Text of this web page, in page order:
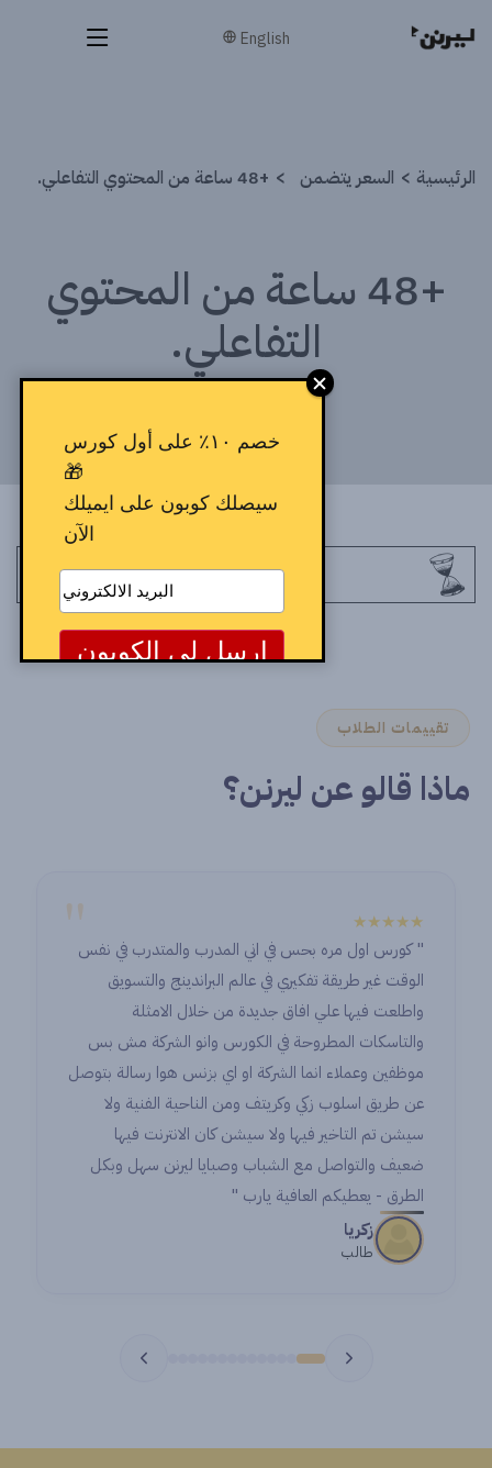
English
الرئيسية السعر يتضمن +48 ساعة من المحتوي التفاعلي.
+48 ساعة من المحتوي
التفاعلي.
تقييمات الطلاب
ماذا قالو عن ليرنن؟
"
★★★★★
" كورس اول مره بحس في اني المدرب والمتدرب في نفس
الوقت غير طريقة تفكيري في عالم البراندينج والتسويق
واطلعت فيها علي افاق جديدة من خلال الامثلة
والتاسكات المطروحة في الكورس وانو الشركة مش بس
موظفين وعملاء انما الشركة او اي بزنس هوا رسالة بتوصل
عن طريق اسلوب زكي وكريتف ومن الناحية الفنية ولا
سيشن تم التاخير فيها ولا سيشن كان الانترنت فيها
ضعيف والتواصل مع الشباب وصبايا ليرنن سهل وبكل
الطرق - يعطيكم العافية يارب "
زكريا
طالب
خصم ١٠٪ على أول كورس
🎁
سيصلك كوبون على ايميلك
الآن